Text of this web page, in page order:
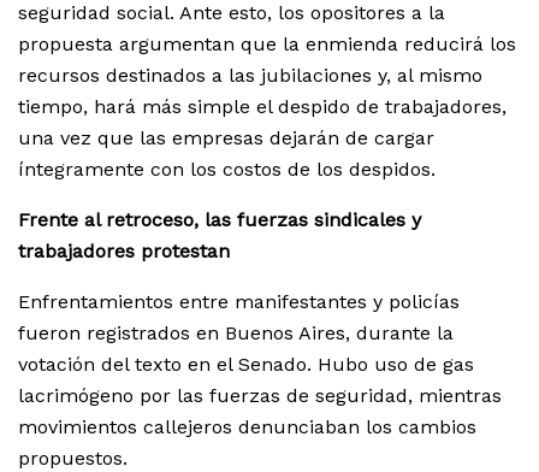
seguridad social. Ante esto, los opositores a la
propuesta argumentan que la enmienda reducirá los
recursos destinados a las jubilaciones y, al mismo
tiempo, hará más simple el despido de trabajadores,
una vez que las empresas dejarán de cargar
íntegramente con los costos de los despidos.
Frente al retroceso, las fuerzas sindicales y
trabajadores protestan
Enfrentamientos entre manifestantes y policías
fueron registrados en Buenos Aires, durante la
votación del texto en el Senado. Hubo uso de gas
lacrimógeno por las fuerzas de seguridad, mientras
movimientos callejeros denunciaban los cambios
propuestos.